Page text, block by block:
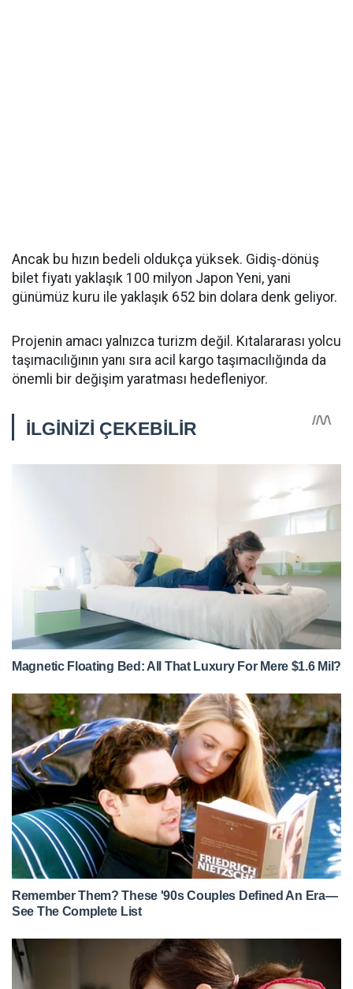
Ancak bu hızın bedeli oldukça yüksek. Gidiş-dönüş
bilet fiyatı yaklaşık 100 milyon Japon Yeni, yani
günümüz kuru ile yaklaşık 652 bin dolara denk geliyor.
Projenin amacı yalnızca turizm değil. Kıtalararası yolcu
taşımacılığının yanı sıra acil kargo taşımacılığında da
önemli bir değişim yaratması hedefleniyor.